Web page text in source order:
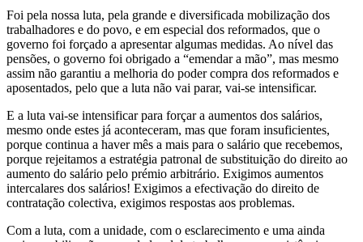
Foi pela nossa luta, pela grande e diversificada mobilização dos
trabalhadores e do povo, e em especial dos reformados, que o
governo foi forçado a apresentar algumas medidas. Ao nível das
pensões, o governo foi obrigado a “emendar a mão”, mas mesmo
assim não garantiu a melhoria do poder compra dos reformados e
aposentados, pelo que a luta não vai parar, vai-se intensificar.
E a luta vai-se intensificar para forçar a aumentos dos salários,
mesmo onde estes já aconteceram, mas que foram insuficientes,
porque continua a haver mês a mais para o salário que recebemos,
porque rejeitamos a estratégia patronal de substituição do direito ao
aumento do salário pelo prémio arbitrário. Exigimos aumentos
intercalares dos salários! Exigimos a efectivação do direito de
contratação colectiva, exigimos respostas aos problemas.
Com a luta, com a unidade, com o esclarecimento e uma ainda